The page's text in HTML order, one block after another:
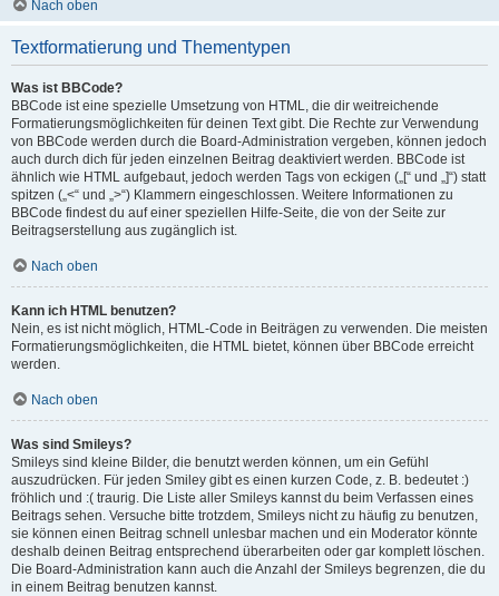
Nach oben
Textformatierung und Thementypen
Was ist BBCode?
BBCode ist eine spezielle Umsetzung von HTML, die dir weitreichende
Formatierungsmöglichkeiten für deinen Text gibt. Die Rechte zur Verwendung
von BBCode werden durch die Board-Administration vergeben, können jedoch
auch durch dich für jeden einzelnen Beitrag deaktiviert werden. BBCode ist
ähnlich wie HTML aufgebaut, jedoch werden Tags von eckigen („[“ und „]“) statt
spitzen („<“ und „>“) Klammern eingeschlossen. Weitere Informationen zu
BBCode findest du auf einer speziellen Hilfe-Seite, die von der Seite zur
Beitragserstellung aus zugänglich ist.
Nach oben
Kann ich HTML benutzen?
Nein, es ist nicht möglich, HTML-Code in Beiträgen zu verwenden. Die meisten
Formatierungsmöglichkeiten, die HTML bietet, können über BBCode erreicht
werden.
Nach oben
Was sind Smileys?
Smileys sind kleine Bilder, die benutzt werden können, um ein Gefühl
auszudrücken. Für jeden Smiley gibt es einen kurzen Code, z. B. bedeutet :)
fröhlich und :( traurig. Die Liste aller Smileys kannst du beim Verfassen eines
Beitrags sehen. Versuche bitte trotzdem, Smileys nicht zu häufig zu benutzen,
sie können einen Beitrag schnell unlesbar machen und ein Moderator könnte
deshalb deinen Beitrag entsprechend überarbeiten oder gar komplett löschen.
Die Board-Administration kann auch die Anzahl der Smileys begrenzen, die du
in einem Beitrag benutzen kannst.